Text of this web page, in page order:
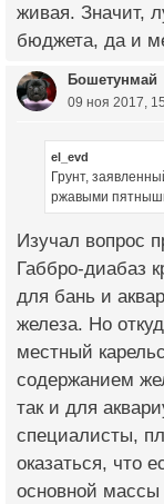
живая. Значит,
бюджета, да и
Бошетунмай
09 ноя 2017,
el_evd
Грунт,
ржавыми
Изучал вопрос
Габбро-диабаз
для бань и
железа. Но
местный
содержанием
так и для
специалисты,
оказаться, что
основной массы